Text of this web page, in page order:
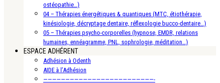
ostéopathie…)
04 – Thérapies énergétiques & quantiques (MTC, étiothérapie,
kinésiologie, décryptage dentaire, réflexologie bucco-dentaire…)
05 – Thérapies psycho-corporelles (hypnose, EMDR, relations
humaines, ennéagramme, PNL, sophrologie, méditation…)
ESPACE ADHÉRENT
Adhésion à Odenth
AIDE à l’Adhésion
—————————————————————————-